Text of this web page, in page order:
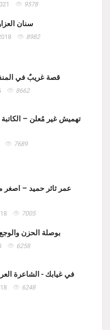
9578
سنان
8982
قصة غريبٌ في
8662
تهميش غير مُعلن – الكاتبة
7689
عمر ثائر حميد – اصغر
7005
بوصلة الحزن
6258
في غيابك - الشاعرة
6248